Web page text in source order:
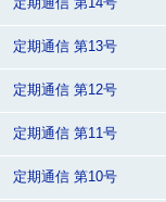
定期通信 第14号
定期通信 第13号
定期通信 第12号
定期通信 第11号
定期通信 第10号